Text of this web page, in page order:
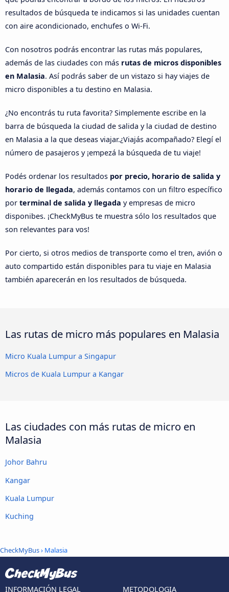
resultados de búsqueda te indicamos si las unidades cuentan
con aire acondicionado, enchufes o Wi-Fi.
Con nosotros podrás encontrar las rutas más populares,
además de las ciudades con más rutas de micros disponibles
en Malasia. Así podrás saber de un vistazo si hay viajes de
micro disponibles a tu destino en Malasia.
¿No encontrás tu ruta favorita? Simplemente escribe en la
barra de búsqueda la ciudad de salida y la ciudad de destino
en Malasia a la que deseas viajar.¿Viajás acompañado? Elegí el
número de pasajeros y ¡empezá la búsqueda de tu viaje!
Podés ordenar los resultados por precio, horario de salida y
horario de llegada, además contamos con un filtro específico
por terminal de salida y llegada y empresas de micro
disponibes. ¡CheckMyBus te muestra sólo los resultados que
son relevantes para vos!
Por cierto, si otros medios de transporte como el tren, avión o
auto compartido están disponibles para tu viaje en Malasia
también aparecerán en los resultados de búsqueda.
Las rutas de micro más populares en Malasia
Micro Kuala Lumpur a Singapur
Micros de Kuala Lumpur a Kangar
Las ciudades con más rutas de micro en
Malasia
Johor Bahru
Kangar
Kuala Lumpur
Kuching
CheckMyBus› Malasia
INFORMACIÓN LEGAL METODOLOGIA